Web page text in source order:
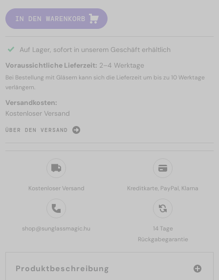
Kostenloser Versand Kreditkarte, PayPal, Klarna
shop@sunglassmagic.hu
14 Tage
Rückgabegarantie
Produktbeschreibung
IN DEN WARENKORB
Auf Lager, sofort in unserem Geschäft erhältlich
Voraussichtliche Lieferzeit: 2–4 Werktage
Bei Bestellung mit Gläsern kann sich die Lieferzeit um bis zu 10 Werktage
verlängern.
Versandkosten:
Kostenloser Versand
ÜBER DEN VERSAND